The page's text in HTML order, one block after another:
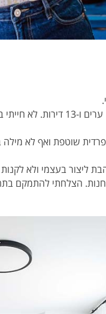
ליצור בעצמי ולא לקנות
הצלחתי להתמקם